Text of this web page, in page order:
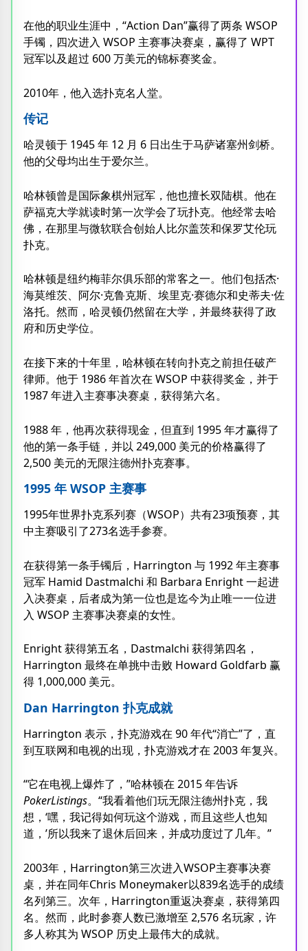
在他的职业生涯中，“Action Dan”赢得了两条 WSOP
手镯，四次进入 WSOP 主赛事决赛桌，赢得了 WPT
冠军以及超过 600 万美元的锦标赛奖金。
2010年，他入选扑克名人堂。
传记
哈灵顿于 1945 年 12 月 6 日出生于马萨诸塞州剑桥。
他的父母均出生于爱尔兰。
哈林顿曾是国际象棋州冠军，他也擅长双陆棋。他在
萨福克大学就读时第一次学会了玩扑克。他经常去哈
佛，在那里与微软联合创始人比尔盖茨和保罗艾伦玩
扑克。
哈林顿是纽约梅菲尔俱乐部的常客之一。他们包括杰·
海莫维茨、阿尔·克鲁克斯、埃里克·赛德尔和史蒂夫·佐
洛托。然而，哈灵顿仍然留在大学，并最终获得了政
府和历史学位。
在接下来的十年里，哈林顿在转向扑克之前担任破产
律师。他于 1986 年首次在 WSOP 中获得奖金，并于
1987 年进入主赛事决赛桌，获得第六名。
1988 年，他再次获得现金，但直到 1995 年才赢得了
他的第一条手链，并以 249,000 美元的价格赢得了
2,500 美元的无限注德州扑克赛事。
1995 年 WSOP 主赛事
1995年世界扑克系列赛（WSOP）共有23项预赛，其
中主赛吸引了273名选手参赛。
在获得第一条手镯后，Harrington 与 1992 年主赛事
冠军 Hamid Dastmalchi 和 Barbara Enright 一起进
入决赛桌，后者成为第一位也是迄今为止唯一一位进
入 WSOP 主赛事决赛桌的女性。
Enright 获得第五名，Dastmalchi 获得第四名，
Harrington 最终在单挑中击败 Howard Goldfarb 赢
得 1,000,000 美元。
Dan Harrington 扑克成就
Harrington 表示，扑克游戏在 90 年代“消亡”了，直
到互联网和电视的出现，扑克游戏才在 2003 年复兴。
“它在电视上爆炸了，”哈林顿在 2015 年告诉
PokerListings。“我看着他们玩无限注德州扑克，我
想，‘嘿，我记得如何玩这个游戏，而且这些人也知
道，’所以我来了退休后回来，并成功度过了几年。”
2003年，Harrington第三次进入WSOP主赛事决赛
桌，并在同年Chris Moneymaker以839名选手的成绩
名列第三。次年，Harrington重返决赛桌，获得第四
名。然而，此时参赛人数已激增至 2,576 名玩家，许
多人称其为 WSOP 历史上最伟大的成就。